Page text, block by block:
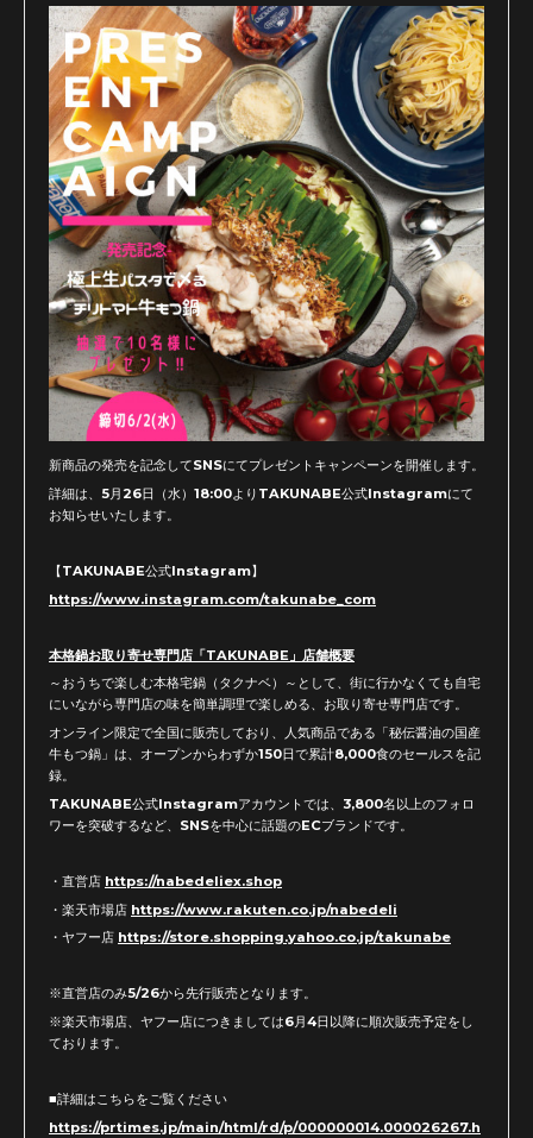
新商品の発売を記念してSNSにてプレゼントキャンペーンを開催します。
詳細は、5月26日（水）18:00よりTAKUNABE公式Instagramにて
お知らせいたします。
【TAKUNABE公式Instagram】
https://www.instagram.com/takunabe_com
本格鍋お取り寄せ専門店「TAKUNABE」店舗概要
～おうちで楽しむ本格宅鍋（タクナベ）～として、街に行かなくても自宅
にいながら専門店の味を簡単調理で楽しめる、お取り寄せ専門店です。
オンライン限定で全国に販売しており、人気商品である「秘伝醤油の国産
牛もつ鍋」は、オープンからわずか150日で累計8,000食のセールスを記
録。
TAKUNABE公式Instagramアカウントでは、3,800名以上のフォロ
ワーを突破するなど、SNSを中心に話題のECブランドです。
・直営店 https://nabedeliex.shop
・楽天市場店 https://www.rakuten.co.jp/nabedeli
・ヤフー店 https://store.shopping.yahoo.co.jp/takunabe
※直営店のみ5/26から先行販売となります。
※楽天市場店、ヤフー店につきましては6月4日以降に順次販売予定をし
ております。
■詳細はこちらをご覧ください
https://prtimes.jp/main/html/rd/p/000000014.000026267.h